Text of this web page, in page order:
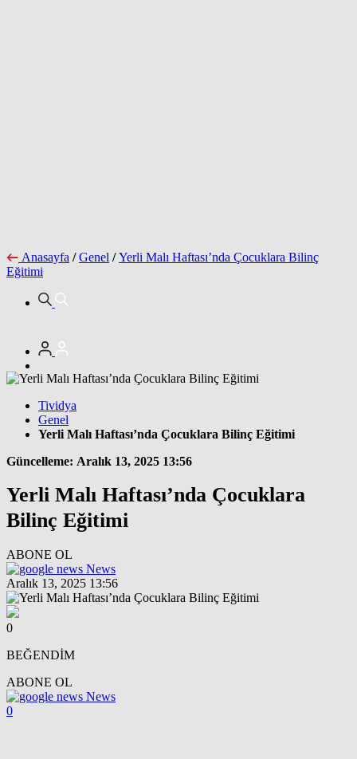
Anasayfa / Genel / Yerli Malı Haftası’nda Çocuklara Bilinç
Eğitimi
Tividya
Genel
Yerli Malı Haftası’nda Çocuklara Bilinç Eğitimi
Güncelleme: Aralık 13, 2025 13:56
Yerli Malı Haftası’nda Çocuklara
Bilinç Eğitimi
ABONE OL
News
Aralık 13, 2025 13:56
0
BEĞENDİM
ABONE OL
News
0